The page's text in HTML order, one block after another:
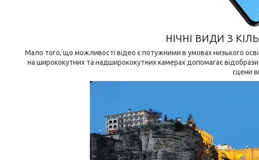
НІЧНІ ВИДИ З
Мало того, що можливості відео є потужними в умовах низького
на ширококутних та надширококутних камерах допомагає
сцени